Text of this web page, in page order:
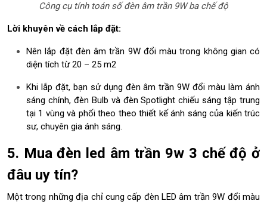
Công cụ tính toán số đèn âm trần 9W ba chế độ
Lời khuyên về cách lắp đặt:
Nên lắp đặt đèn âm trần 9W đổi màu trong không gian có
diện tích từ 20 – 25 m2
Khi lắp đặt, bạn sử dụng đèn âm trần 9W đổi màu làm ánh
sáng chính, đèn Bulb và đèn Spotlight chiếu sáng tập trung
tại 1 vùng và phối theo theo thiết kế ánh sáng của kiến trúc
sư, chuyên gia ánh sáng.
5. Mua đèn led âm trần 9w 3 chế độ ở
đâu uy tín?
Một trong những địa chỉ cung cấp đèn LED âm trần 9W đổi màu